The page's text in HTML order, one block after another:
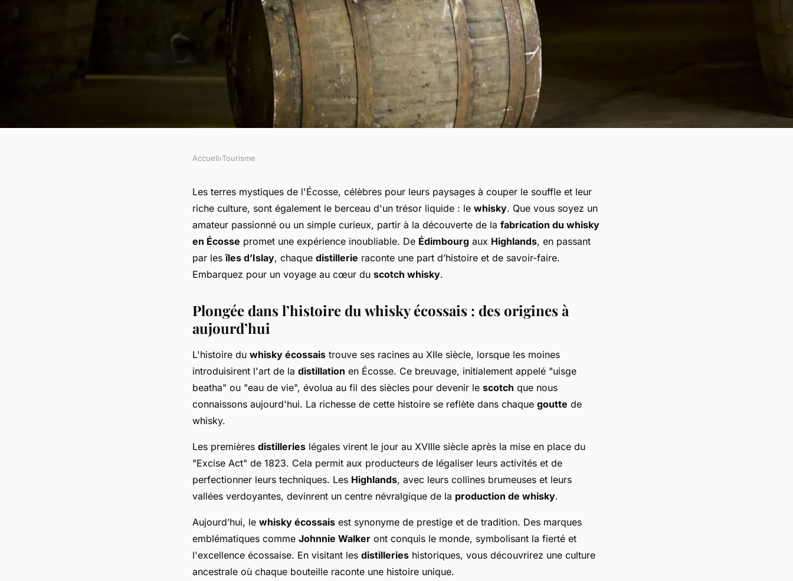
Comment découvrir les traditions de
la fabrication de whisky en Écosse?
Accueil›Tourisme
Les terres mystiques de l'Écosse, célèbres pour leurs paysages à couper le souffle et leur
riche culture, sont également le berceau d'un trésor liquide : le whisky. Que vous soyez un
amateur passionné ou un simple curieux, partir à la découverte de la fabrication du whisky
en Écosse promet une expérience inoubliable. De Édimbourg aux Highlands, en passant
par lesîles d’Islay, chaque distillerie raconte une part d’histoire et de savoir-faire.
Embarquez pour un voyage au cœur du scotch whisky.
Plongée dans l’histoire du whisky écossais : des origines à
aujourd’hui
L'histoire du whisky écossais trouve ses racines au XIIe siècle, lorsque les moines
introduisirent l'art de la distillation en Écosse. Ce breuvage, initialement appelé "uisge
beatha" ou "eau de vie", évolua au fil des siècles pour devenir le scotch que nous
connaissons aujourd'hui. La richesse de cette histoire se reflète dans chaque goutte de
whisky.
Les premières distilleries légales virent le jour au XVIIIe siècle après la mise en place du
"Excise Act" de 1823. Cela permit aux producteurs de légaliser leurs activités et de
perfectionner leurs techniques. Les Highlands, avec leurs collines brumeuses et leurs
vallées verdoyantes, devinrent un centre névralgique de la production de whisky.
Aujourd’hui, le whisky écossais est synonyme de prestige et de tradition. Des marques
emblématiques comme Johnnie Walker ont conquis le monde, symbolisant la fierté et
l'excellence écossaise. En visitant les distilleries historiques, vous découvrirez une culture
ancestrale où chaque bouteille raconte une histoire unique.